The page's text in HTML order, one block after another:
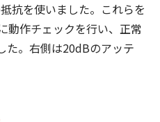
抗を使いました。これらを
動作チェックを行い、正常
た。右側は20dBのアッテ